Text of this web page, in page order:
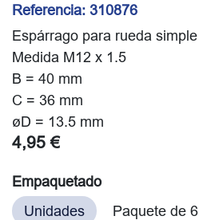
Referencia: 310876
Espárrago para rueda simple
Medida M12 x 1.5
B = 40 mm
C = 36 mm
øD = 13.5 mm
4,95 €
Empaquetado
Unidades
Paquete de 6